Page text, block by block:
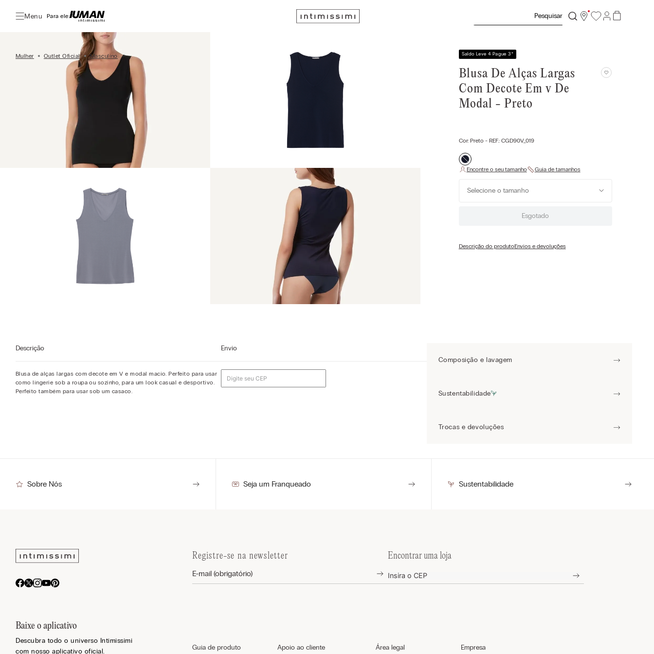
Menu Para ele:
Mulher Outlet Oficial Masculino Saldo Leve 4 Pague 3*
Blusa De Alças Largas
Com Decote Em v De
Modal - Preto
Cor: Preto- REF.: CGD90V_019
Selecione o tamanho
Esgotado
Descrição do produtoEnvios e devoluções
Descrição
Blusa de alças largas com decote em V e modal macio. Perfeito para usar
como lingerie sob a roupa ou sozinho, para um look casual e desportivo.
Perfeito também para usar sob um casaco.
Envio
Composição e lavagem
Sustentabilidade
Trocas e devoluções
Sobre Nós Seja um Franqueado Sustentabilidade
Baixe o aplicativo
Descubra todo o universo Intimissimi
com nosso aplicativo oficial.
Registre-se na newsletter Encontrar uma loja
Guia de produto Apoio ao cliente Área legal Empresa